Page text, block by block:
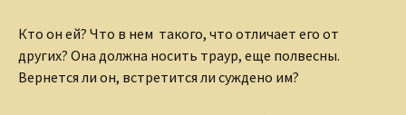
Кто он ей? Что в нем такого, что отличает его от
других? Она должна носить траур, еще полвесны.
Вернется ли он, встретится ли суждено им?